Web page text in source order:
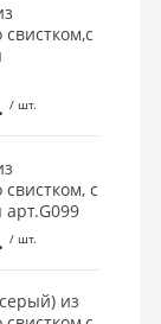
/ шт.
с
/ шт.
из